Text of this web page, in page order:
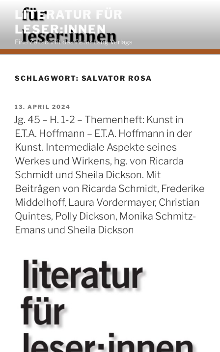
Inhalt
springen
LITERATUR FÜR
LESER:INNEN
Eine Zeitschrift des Peter Lang Verlags
SCHLAGWORT: SALVATOR ROSA
VERÖFFENTLICHT
AM
13. APRIL 2024
Jg. 45 – H. 1-2 – Themenheft: Kunst in
E.T.A. Hoffmann – E.T.A. Hoffmann in der
Kunst. Intermediale Aspekte seines
Werkes und Wirkens, hg. von Ricarda
Schmidt und Sheila Dickson. Mit
Beiträgen von Ricarda Schmidt, Frederike
Middelhoff, Laura Vordermayer, Christian
Quintes, Polly Dickson, Monika Schmitz-
Emans und Sheila Dickson